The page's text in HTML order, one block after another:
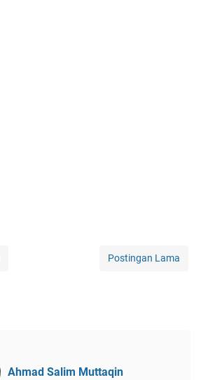
Postingan Lama
Ahmad Salim Muttaqin